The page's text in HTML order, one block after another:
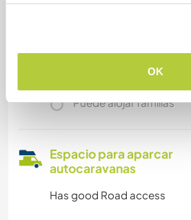
OK
Somos fumadores
Puede alojar familias
Espacio para aparcar
autocaravanas
Has good Road access